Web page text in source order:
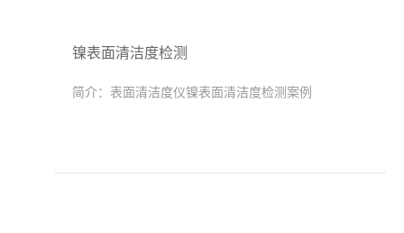
镍表面清洁度检测
简介： 表面清洁度仪镍表面清洁度检测案例